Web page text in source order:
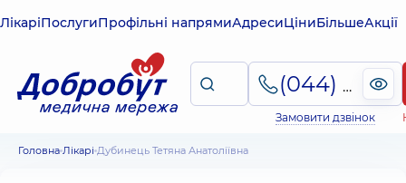
ЛікаріПослугиПрофільні напрямиАдресиЦіниБільшеАкції
(044) 495-2-888
Замовити дзвінок
Головна Лікарі Дубинець Тетяна Анатоліївна